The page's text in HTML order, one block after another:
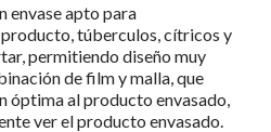
envase apto para
túberculos, cítricos y
permitiendo diseño muy
de film y malla, que
óptima al producto envasado,
ver el producto envasado.